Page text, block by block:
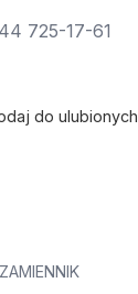
725-17-61
do ulubionych
ZAMIENNIK